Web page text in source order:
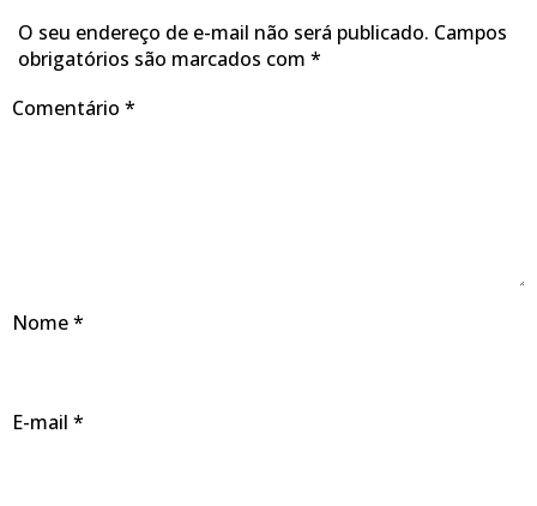
O seu endereço de e-mail não será publicado. Campos
obrigatórios são marcados com *
Comentário *
Nome*
E-mail *